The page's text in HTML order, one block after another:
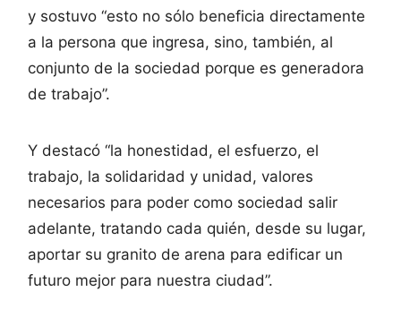
y sostuvo “esto no sólo beneficia directamente
a la persona que ingresa, sino, también, al
conjunto de la sociedad porque es generadora
de trabajo”.
Y destacó “la honestidad, el esfuerzo, el
trabajo, la solidaridad y unidad, valores
necesarios para poder como sociedad salir
adelante, tratando cada quién, desde su lugar,
aportar su granito de arena para edificar un
futuro mejor para nuestra ciudad”.